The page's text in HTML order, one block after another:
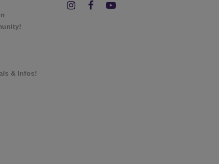
& Infos!